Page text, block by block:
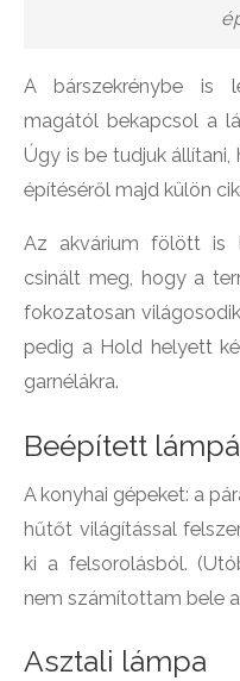
A bárszekrénybe is
magától bekapcsol a
Úgy is be tudjuk állítani,
építéséről majd külön
Az akvárium fölött is
csinált meg, hogy a
fokozatosan
pedig a Hold helyett
garnélákra.
Beépített
A konyhai gépeket: a
hűtőt világítással
ki a felsorolásból.
nem számítottam bele
Asztali lámpa